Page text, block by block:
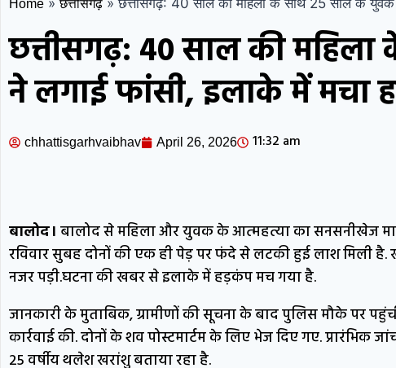
करते समय सवाल याद कर लेते थे NTA
Home » छत्तीसगढ़ » छत्तीसगढ़: 40 साल की महिला के साथ 25 साल के
छत्तीसगढ़: 40 साल की
ने लगाई फांसी, इलाके में मचा
chhattisgarhvaibhav April 26, 2026 11:32 am
बालोद। बालोद से महिला और युवक के आत्महत्या का सनसनीखेज
रविवार सुबह दोनों की एक ही पेड़ पर फंदे से लटकी हुई लाश मिली
नजर पड़ी.घटना की खबर से इलाके में हड़कंप मच गया है.
जानकारी के मुताबिक, ग्रामीणों की सूचना के बाद पुलिस मौके पर
कार्रवाई की. दोनों के शव पोस्टमार्टम के लिए भेज दिए गए. प्रारंभिक
25 वर्षीय थलेश खरांशु बताया रहा है.